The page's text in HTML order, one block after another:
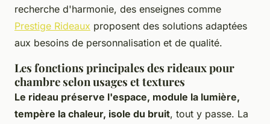
recherche d'harmonie, des enseignes comme
Prestige Rideaux proposent des solutions adaptées
aux besoins de personnalisation et de qualité.
Les fonctions principales des rideaux pour
chambre selon usages et textures
Le rideau préserve l'espace, module la lumière,
tempère la chaleur, isole du bruit, tout y passe. La